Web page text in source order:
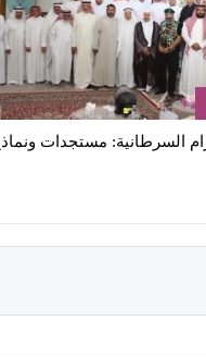
السرطانية: مستجدات